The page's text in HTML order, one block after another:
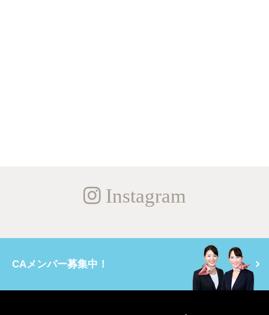
Instagram
CAメンバー募集中！